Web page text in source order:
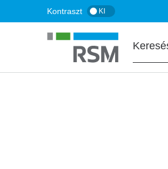
a
tartalomra
Kontraszt KI